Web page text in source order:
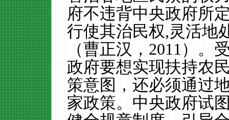
府不违背中央政府所
行使其治民权,灵活地
（曹正汉，2011）。
政府要想实现扶持农
策意图，还必须通过
家政策。中央政府试